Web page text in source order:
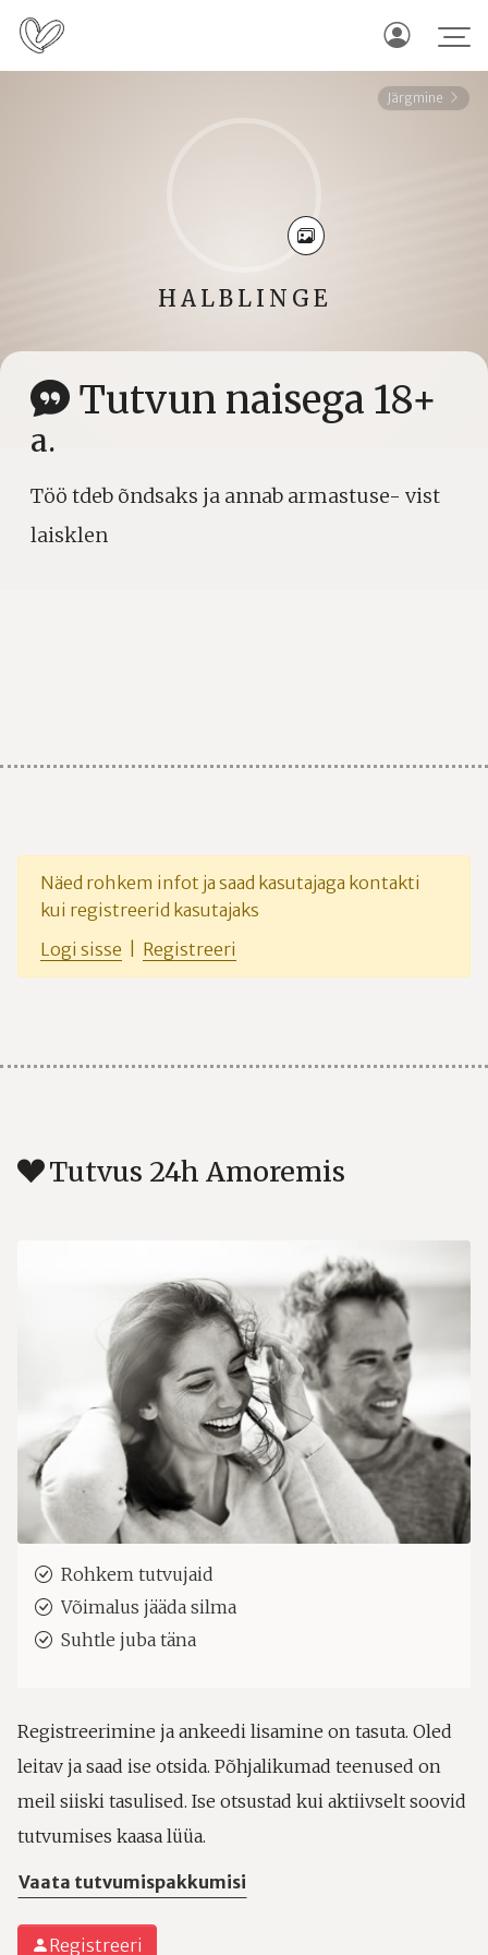
Järgmine
HALBLINGE
Tutvun naisega 18+
a.
Töö tdeb õndsaks ja annab armastuse- vist
laisklen
Näed rohkem infot ja saad kasutajaga kontakti
kui registreerid kasutajaks
Logi sisse
Registreeri
Tutvus 24h Amoremis
Rohkem tutvujaid
Võimalus jääda silma
Suhtle juba täna
Registreerimine ja ankeedi lisamine on tasuta. Oled
leitav ja saad ise otsida. Põhjalikumad teenused on
meil siiski tasulised. Ise otsustad kui aktiivselt soovid
tutvumises kaasa lüüa.
Vaata tutvumispakkumisi
Registreeri